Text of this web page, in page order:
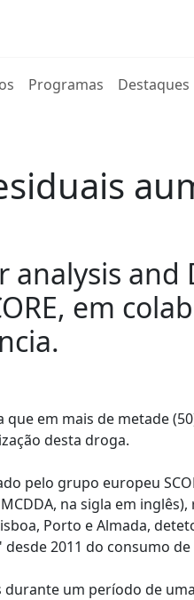
Programas Destaques
em
em mais de metade
desta droga.
pelo grupo europeu
na sigla em inglês),
Porto e Almada,
2011 do consumo de
um período de